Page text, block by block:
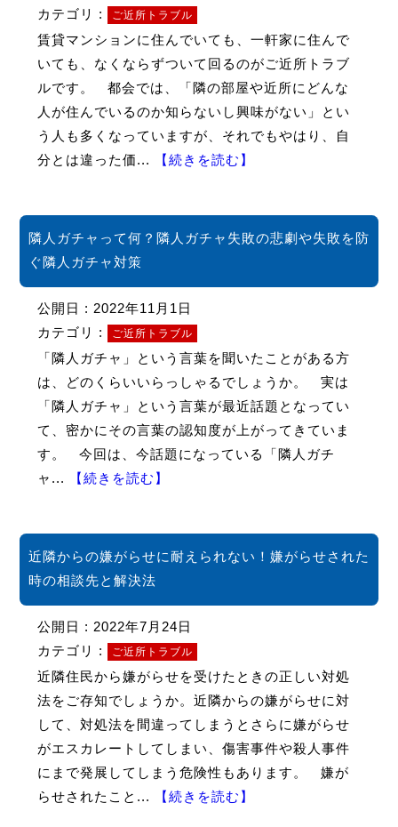
カテゴリ :
ご近所トラブル
賃貸マンションに住んでいても、一軒家に住んで
いても、なくならずついて回るのがご近所トラブ
ルです。 都会では、「隣の部屋や近所にどんな
人が住んでいるのか知らないし興味がない」とい
う人も多くなっていますが、それでもやはり、自
分とは違った価...
【続きを読む】
隣人ガチャって何？隣人ガチャ失敗の悲劇や失敗を防
ぐ隣人ガチャ対策
公開日 : 2022年11月1日
カテゴリ :
ご近所トラブル
「隣人ガチャ」という言葉を聞いたことがある方
は、どのくらいいらっしゃるでしょうか。 実は
「隣人ガチャ」という言葉が最近話題となってい
て、密かにその言葉の認知度が上がってきていま
す。 今回は、今話題になっている「隣人ガチ
ャ...
【続きを読む】
近隣からの嫌がらせに耐えられない！嫌がらせされた
時の相談先と解決法
公開日 : 2022年7月24日
カテゴリ :
ご近所トラブル
近隣住民から嫌がらせを受けたときの正しい対処
法をご存知でしょうか。近隣からの嫌がらせに対
して、対処法を間違ってしまうとさらに嫌がらせ
がエスカレートしてしまい、傷害事件や殺人事件
にまで発展してしまう危険性もあります。 嫌が
らせされたこと...
【続きを読む】